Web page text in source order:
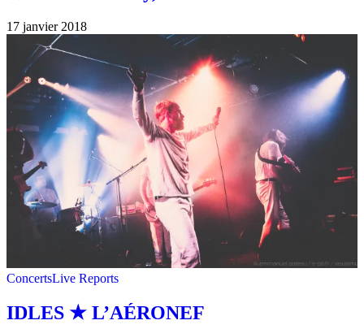
17 janvier 2018
ConcertsLive Reports
IDLES ★ L’AÉRONEF